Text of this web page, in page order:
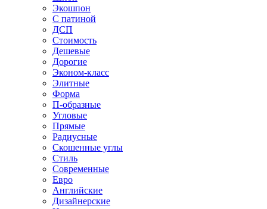
Экошпон
С патиной
ДСП
Стоимость
Дешевые
Дорогие
Эконом-класс
Элитные
Форма
П-образные
Угловые
Прямые
Радиусные
Скошенные углы
Стиль
Современные
Евро
Английские
Дизайнерские